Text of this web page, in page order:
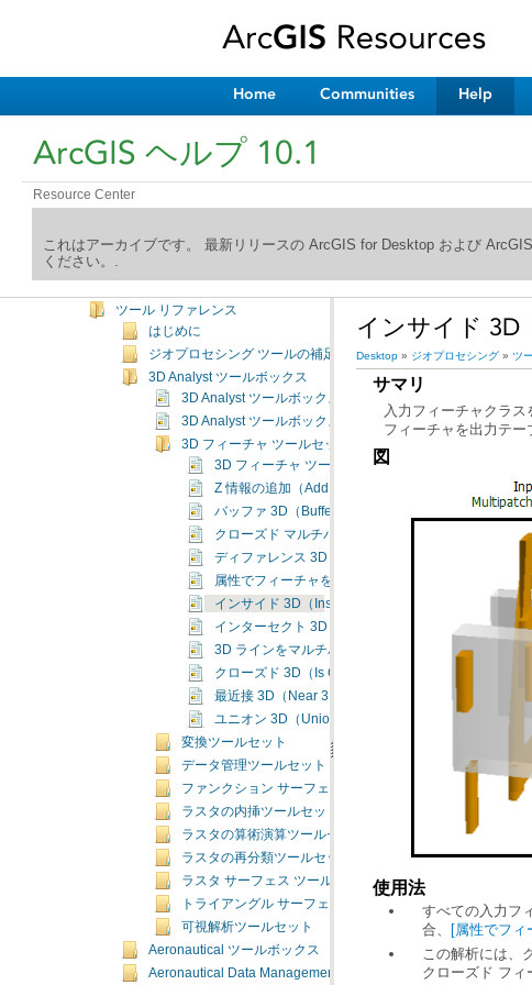
Home Communities Help
ArcGIS ヘルプ 10.1
Resource Center
これはアーカイブです。 最新リリースの ArcGIS for Desktop および
ください。.
よく使用されるツール
ツールとツールボックスの管理
ModelBuilder
Python
ArcPy
ツール リファレンス
はじめに
ジオプロセシング ツールの補足トピック
3D Analyst ツールボックス
3D Analyst ツールボックスの概要
3D Analyst ツールボックスのライセンス
3D フィーチャ ツールセット
3D フィーチャ ツールセットの概要
Z 情報の追加（Add Z Information）
バッファ 3D（Buffer 3D）
クローズド マルチパッチの作成（Enclose Multipatch
ディファレンス 3D（Difference 3D）
属性でフィーチャを 3D に変換（Feature To 3D By
インサイド 3D（Inside 3D）
インターセクト 3D（Intersect 3D）
3D ラインをマルチパッチでインターセクト（
クローズド 3D（Is Closed 3D）
最近接 3D（Near 3D）
ユニオン 3D（Union 3D）
変換ツールセット
データ管理ツールセット
ファンクション サーフェス ツールセット
ラスタの内挿ツールセット
ラスタの算術演算ツールセット
ラスタの再分類ツールセット
ラスタ サーフェス ツールセット
トライアングル サーフェス ツールセット
可視解析ツールセット
Aeronautical ツールボックス
Aeronautical Data Management ツールボックス
インサイド 3D
Desktop » ジオプロセシング » ツ
サマリ
フィーチャを出力テー
図
使用法
合、 [属性でフィ
この解析には、
クローズド フィ